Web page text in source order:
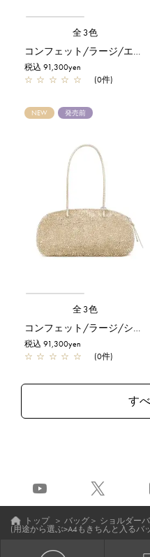
全3色
コンフェット/ラージ/エナメルブラック
税込 91,300yen
☆ ☆ ☆ ☆ ☆ (0件)
NEW 発売前
全3色
コンフェット/ラージ/シルバーゴールド
税込 91,300yen
☆ ☆ ☆ ☆ ☆ (0件)
トップ ＞ バッグ＞ ショルダー
(用途から選ぶ>A4もきちんと入るバ